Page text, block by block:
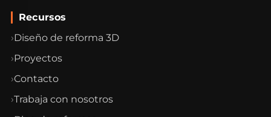
Recursos
Diseño de reforma 3D
Proyectos
Contacto
Trabaja con nosotros